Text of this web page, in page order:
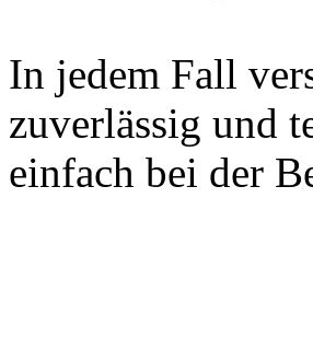
In jedem Fall
zuverlässig und
einfach bei der